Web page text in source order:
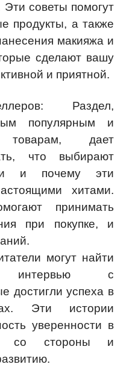
Эти советы помогут
продукты, а также
макияжа и
сделают вашу
и приятной.
Раздел,
популярным и
товарам, дает
что выбирают
и почему эти
хитами.
принимать
при покупке, и
могут найти
интервью с
достигли успеха в
Эти истории
уверенности в
со стороны и